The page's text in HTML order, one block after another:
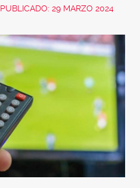
PUBLICADO: 29 MARZO 2024